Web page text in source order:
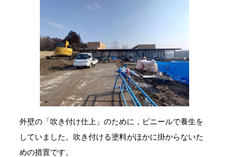
外壁の「吹き付け仕上」のために，ビニールで養生を
していました。吹き付ける塗料がほかに掛からないた
めの措置です。